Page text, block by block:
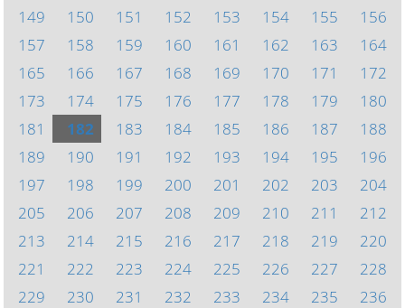
149
150 151 152 153 154 155
156
157
158 159 160 161 162 163
164
165
166 167 168 169 170 171
172
173
174 175 176 177 178 179
180
181
182 183 184 185 186 187
188
189
190 191 192 193 194 195
196
197
198 199 200 201 202 203
204
205
206 207 208 209 210 211
212
213
214 215 216 217 218 219
220
221
222 223 224 225 226 227
228
229
230 231 232 233 234 235
236